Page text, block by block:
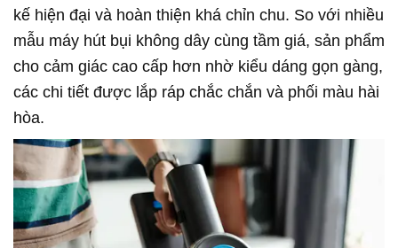
kế hiện đại và hoàn thiện khá chỉn chu. So với nhiều
mẫu máy hút bụi không dây cùng tầm giá, sản phẩm
cho cảm giác cao cấp hơn nhờ kiểu dáng gọn gàng,
các chi tiết được lắp ráp chắc chắn và phối màu hài
hòa.